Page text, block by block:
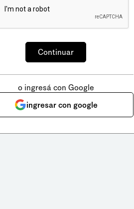
o ingresá con Google
ingresar con google